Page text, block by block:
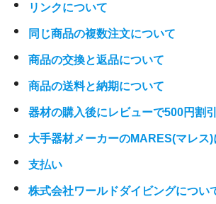
リンクについて
同じ商品の複数注文について
商品の交換と返品について
商品の送料と納期について
器材の購入後にレビューで500円割
大手器材メーカーのMARES(マレス)
支払い
株式会社ワールドダイビングについ